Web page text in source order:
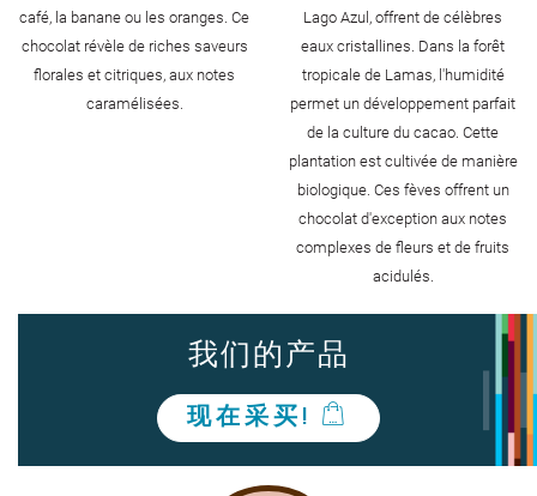
café, la banane ou les oranges. Ce
chocolat révèle de riches saveurs
florales et citriques, aux notes
caramélisées.
Lago Azul, offrent de célèbres
eaux cristallines. Dans la forêt
tropicale de Lamas, l'humidité
permet un développement parfait
de la culture du cacao. Cette
plantation est cultivée de manière
biologique. Ces fèves offrent un
chocolat d'exception aux notes
complexes de fleurs et de fruits
acidulés.
我们的产品
现在采买!